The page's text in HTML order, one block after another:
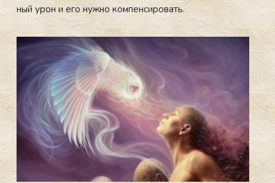
ный урон и его нуж­но ком­пенси­ровать.